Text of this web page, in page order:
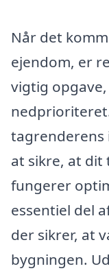
Når det
ejendom, er
vigtig
tagrenderens
at sikre, at
fungerer
essentiel del
der sikrer, at
bygningen.